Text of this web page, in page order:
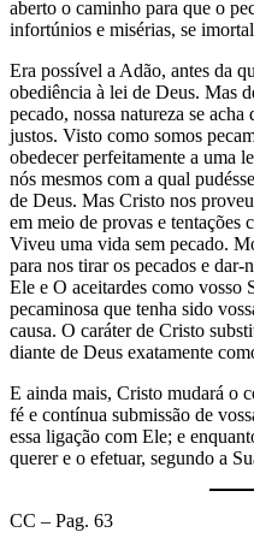
aberto o caminho para que o
infortúnios e misérias, se
Era possível a Adão, antes da
obediência à lei de Deus. Mas
pecado, nossa natureza se
justos. Visto como somos
obedecer perfeitamente a uma
nós mesmos com a qual
de Deus. Mas Cristo nos
em meio de provas e tentações
Viveu uma vida sem pecado.
para nos tirar os pecados e dar-
Ele e O aceitardes como vosso
pecaminosa que tenha sido
causa. O caráter de Cristo
diante de Deus exatamente
E ainda mais, Cristo mudará o
fé e contínua submissão de
essa ligação com Ele; e
querer e o efetuar, segundo a
CC – Pag. 63